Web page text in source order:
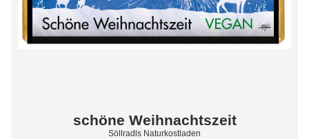
schöne Weihnachtszeit
Söllradls Naturkostladen